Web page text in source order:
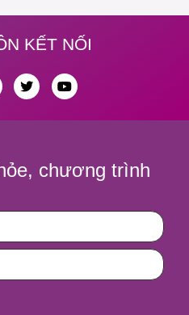
KẾT NỐI
chương trình